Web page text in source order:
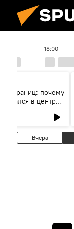
18:00
границ: почему
в центре
Вчера